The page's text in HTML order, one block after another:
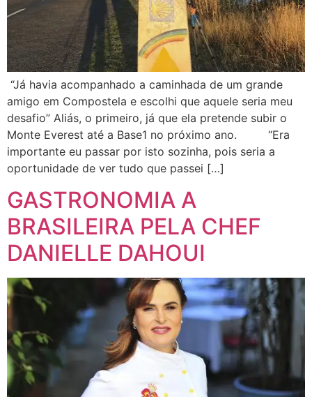
“Já havia acompanhado a caminhada de um grande
amigo em Compostela e escolhi que aquele seria meu
desafio” Aliás, o primeiro, já que ela pretende subir o
Monte Everest até a Base1 no próximo ano. “Era
importante eu passar por isto sozinha, pois seria a
oportunidade de ver tudo que passei […]
GASTRONOMIA A
BRASILEIRA PELA CHEF
DANIELLE DAHOUI